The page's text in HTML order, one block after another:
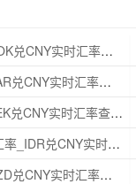
今日人民币兑挪威克朗实时汇率_NOK兑CNY实时汇率查询 2025年09月21日
今日人民币兑南非兰特实时汇率_ZAR兑CNY实时汇率查询 2025年09月21日
今日人民币兑瑞典克朗实时汇率_SEK兑CNY实时汇率查询 2025年09月21日
今日人民币兑印度尼西亚卢比实时汇率_IDR兑CNY实时汇率查询 2025年09月21日
今日人民币兑新西兰元实时汇率_NZD兑CNY实时汇率查询 2025年09月21日